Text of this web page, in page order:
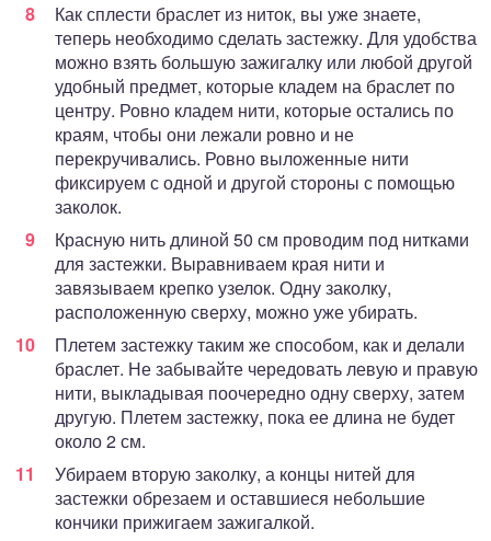
Как сплести браслет из ниток, вы уже знаете,
теперь необходимо сделать застежку. Для удобства
можно взять большую зажигалку или любой другой
удобный предмет, которые кладем на браслет по
центру. Ровно кладем нити, которые остались по
краям, чтобы они лежали ровно и не
перекручивались. Ровно выложенные нити
фиксируем с одной и другой стороны с помощью
заколок.
Красную нить длиной 50 см проводим под нитками
для застежки. Выравниваем края нити и
завязываем крепко узелок. Одну заколку,
расположенную сверху, можно уже убирать.
Плетем застежку таким же способом, как и делали
браслет. Не забывайте чередовать левую и правую
нити, выкладывая поочередно одну сверху, затем
другую. Плетем застежку, пока ее длина не будет
около 2 см.
Убираем вторую заколку, а концы нитей для
застежки обрезаем и оставшиеся небольшие
кончики прижигаем зажигалкой.